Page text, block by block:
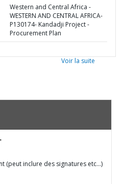
Western and Central Africa -
WESTERN AND CENTRAL AFRICA-
P130174- Kandadji Project -
Procurement Plan
Voir la suite
(peut inclure des signatures etc…)